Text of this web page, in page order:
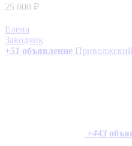
25 000 ₽
Елена
Заводчик
+51 объявление
+443